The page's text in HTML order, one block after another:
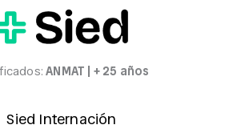
ANMAT | + 25 años
Sied Internación